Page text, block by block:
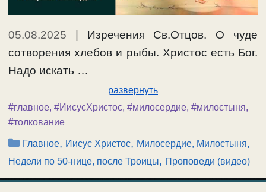
05.08.2025 | Изречения Св.Отцов. О чуде
сотворения хлебов и рыбы. Христос есть Бог.
Надо искать …
развернуть
#главное, #ИисусХристос, #милосердие, #милостыня,
#толкование
Рубрики
Главное, Иисус Христос, Милосердие, Милостыня,
Недели по 50-нице, после Троицы, Проповеди (видео)